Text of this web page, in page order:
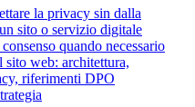
la privacy sin dalla
sito o servizio digitale
quando necessario
sito web: architettura,
riferimenti DPO